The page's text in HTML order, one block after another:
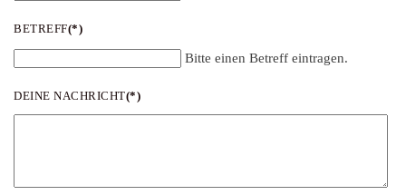
BETREFF(*)
Bitte einen Betreff eintragen.
DEINE NACHRICHT(*)